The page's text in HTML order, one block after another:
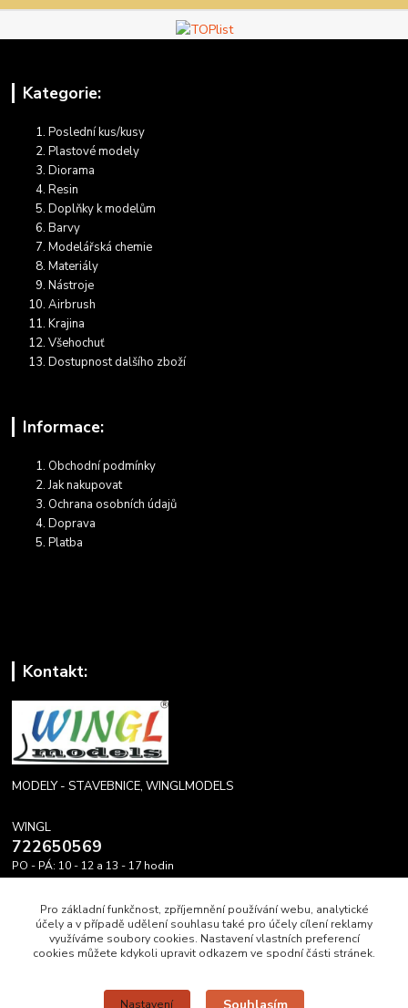
Kategorie:
Poslední kus/kusy
Plastové modely
Diorama
Resin
Doplňky k modelům
Barvy
Modelářská chemie
Materiály
Nástroje
Airbrush
Krajina
Všehochuť
Dostupnost dalšího zboží
Informace:
Obchodní podmínky
Jak nakupovat
Ochrana osobních údajů
Doprava
Platba
Kontakt:
MODELY - STAVEBNICE, WINGLMODELS
WINGL
722650569
PO - PÁ: 10 - 12 a 13 - 17 hodin
Upravit sběr cookies.
Pro základní funkčnost, zpříjemnění používání webu, analytické
účely a v případě udělení souhlasu také pro účely cílení reklamy
využíváme soubory cookies. Nastavení vlastních preferencí
cookies můžete kdykoli upravit odkazem ve spodní části stránek.
Nastavení